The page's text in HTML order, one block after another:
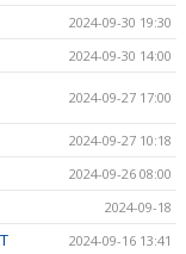
2024-09-30 19:30
2024-09-30 14:00
2024-09-27 17:00
2024-09-27 10:18
2024-09-26 08:00
2024-09-18
2024-09-16 13:41